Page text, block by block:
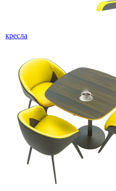
кресла